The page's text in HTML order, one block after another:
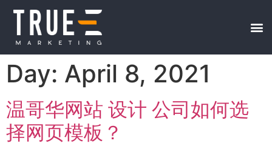
Day: April 8, 2021
温哥华网站 设计 公司如何选
择网页模板？